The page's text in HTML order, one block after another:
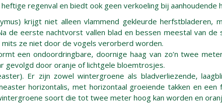
regenval en biedt ook geen verkoeling bij aanhoudende
krijgt niet alleen vlammend gekleurde
de eerste nachtvorst vallen blad en bessen meestal van
mits ze niet door de vogels verorberd worden.
een ondoordringbare, doornige haag van zo’n twee
gevolgd door oranje of lichtgele bloemtrosjes.
Er zijn zowel wintergroene als bladverliezende,
horizontalis, met horizontaal groeiende takken en
soort die tot twee meter hoog kan worden en